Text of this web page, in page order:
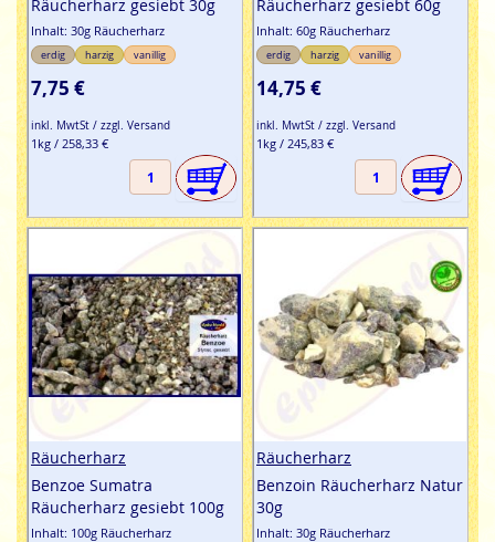
Räucherharz gesiebt 30g
Inhalt: 30g Räucherharz
erdig harzig vanillig
7,75 €
inkl. MwtSt / zzgl. Versand
1kg / 258,33 €
Räucherharz gesiebt 60g
Inhalt: 60g Räucherharz
erdig harzig vanillig
14,75 €
inkl. MwtSt / zzgl. Versand
1kg / 245,83 €
Räucherharz
Benzoe Sumatra
Räucherharz gesiebt 100g
Inhalt: 100g Räucherharz
Räucherharz
Benzoin Räucherharz Natur
30g
Inhalt: 30g Räucherharz